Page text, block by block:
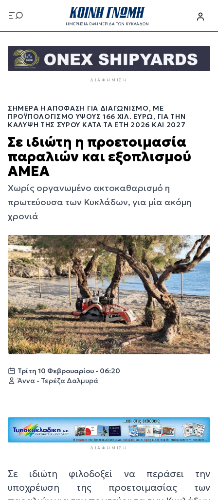
προς
το
περιεχόμενο
ΗΜΕΡΗΣΙΑ ΕΦΗΜΕΡΙΔΑ ΤΩΝ ΚΥΚΛΑΔΩΝ
προς
κυρίως
ΔΙΑΦΉΜΙΣΗ
ΣΉΜΕΡΑ Η ΑΠΌΦΑΣΗ ΓΙΑ ΔΙΑΓΩΝΙΣΜΌ, ΜΕ
ΠΡΟΫΠΟΛΟΓΙΣΜΌ ΎΨΟΥΣ 166 ΧΙΛ. ΕΥΡΏ, ΓΙΑ ΤΗΝ
ΚΆΛΥΨΗ ΤΗΣ ΣΎΡΟΥ ΚΑΤΆ ΤΑ ΈΤΗ 2026 ΚΑΙ 2027
Σε ιδιώτη η προετοιμασία
παραλιών και εξοπλισμού
ΑΜΕΑ
Χωρίς οργανωμένο ακτοκαθαρισμό η
πρωτεύουσα των Κυκλάδων, για μία ακόμη
χρονιά
Τρίτη 10 Φεβρουαρίου - 06:20
Άννα - Τερέζα Δαλμυρά
ΔΙΑΦΉΜΙΣΗ
Σε ιδιώτη φιλοδοξεί να περάσει την
υποχρέωση της προετοιμασίας των